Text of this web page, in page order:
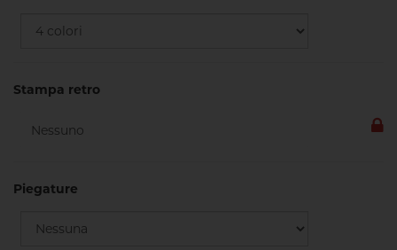
Stampa retro
Piegature